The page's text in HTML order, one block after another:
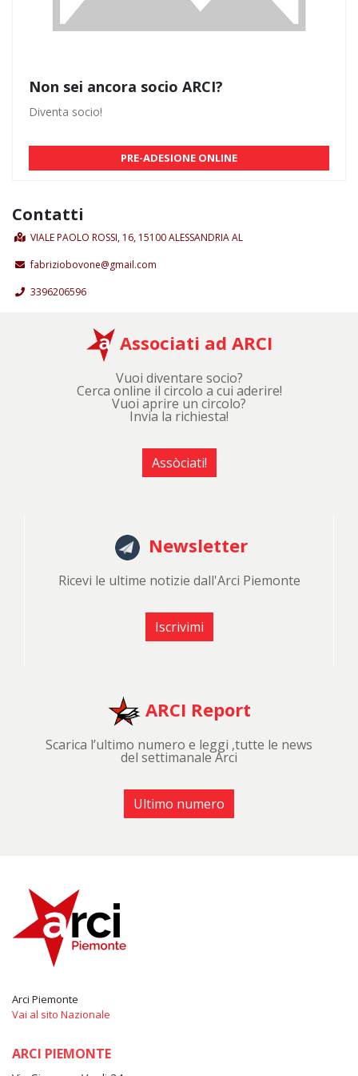
Non sei ancora socio ARCI?
Diventa socio!
PRE-ADESIONE ONLINE
Contatti
VIALE PAOLO ROSSI, 16, 15100 ALESSANDRIA AL
fabriziobovone@gmail.com
3396206596
Associati ad ARCI
Vuoi diventare socio?
Cerca online il circolo a cui aderire!
Vuoi aprire un circolo?
Invia la richiesta!
Assòciati!
Newsletter
Ricevi le ultime notizie dall'Arci Piemonte
Iscrivimi
ARCI Report
Scarica l’ultimo numero e leggi ,tutte le news
del settimanale Arci
Ultimo numero
Arci Piemonte
Vai al sito Nazionale
ARCI PIEMONTE